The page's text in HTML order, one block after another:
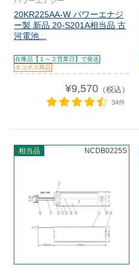
20KR225AA-W パワーエナジ
ー製 新品 20-S201A相当品 古
河電池...
在庫品【１～２営業日】で発送
ネコポス商品
¥9,570（税込）
34件
相当品 NCDB0225S